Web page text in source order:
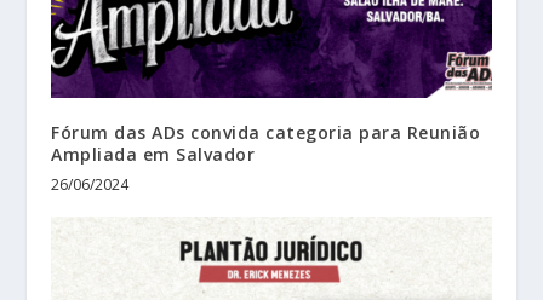
Fórum das ADs convida categoria para Reunião
Ampliada em Salvador
26/06/2024